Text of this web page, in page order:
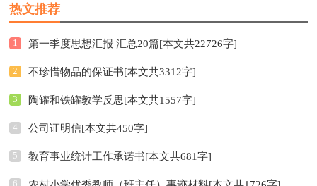
热文推荐
1 第一季度思想汇报 汇总20篇[本文共22726字]
2 不珍惜物品的保证书[本文共3312字]
3 陶罐和铁罐教学反思[本文共1557字]
4 公司证明信[本文共450字]
5 教育事业统计工作承诺书[本文共681字]
6